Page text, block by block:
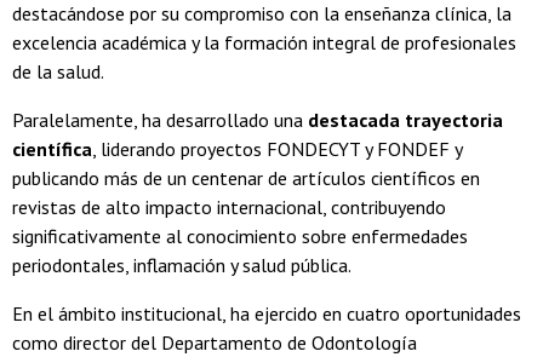
destacándose por su compromiso con la enseñanza clínica, la
excelencia académica y la formación integral de profesionales
de la salud.
Paralelamente, ha desarrollado una destacada trayectoria
científica, liderando proyectos FONDECYT y FONDEF y
publicando más de un centenar de artículos científicos en
revistas de alto impacto internacional, contribuyendo
significativamente al conocimiento sobre enfermedades
periodontales, inflamación y salud pública.
En el ámbito institucional, ha ejercido en cuatro oportunidades
como director del Departamento de Odontología